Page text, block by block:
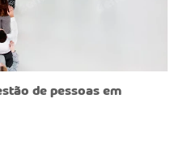
de pessoas em